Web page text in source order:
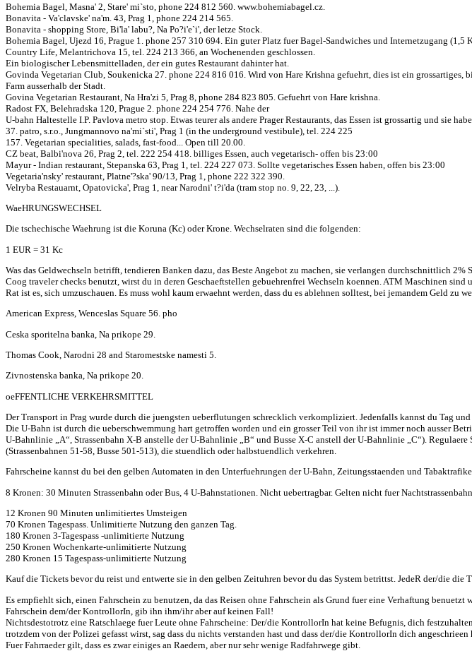
Bohemia Bagel, Masna' 2, Stare' mi`sto, phone 224 812 560. www.bohemiabagel.cz.
Bonavita - Va'clavske' na'm. 43, Prag 1, phone 224 214 565.
Bonavita - shopping Store, Bi'la' labu?, Na Po?i'e`i', der letze Stock.
Bohemia Bagel, Ujezd 16, Prague 1. phone 257 310 694. Ein guter Platz fuer Bagel-Sandwiches und Internetzugang (1,5
Country Life, Melantrichova 15, tel. 224 213 366, an Wochenenden geschlossen.
Ein biologischer Lebensmittelladen, der ein gutes Restaurant dahinter hat.
Govinda Vegetarian Club, Soukenicka 27. phone 224 816 016. Wird von Hare Krishna gefuehrt, dies ist ein
Farm ausserhalb der Stadt.
Govina Vegetarian Restaurant, Na Hra'zi 5, Prag 8, phone 284 823 805. Gefuehrt von Hare krishna.
Radost FX, Belehradska 120, Prague 2. phone 224 254 776. Nahe der
U-bahn Haltestelle I.P. Pavlova metro stop. Etwas teurer als andere Prager Restaurants, das Essen ist grossartig und sie
37. patro, s.r.o., Jungmannovo na'mi`sti', Prag 1 (in the underground vestibule), tel. 224 225
157. Vegetarian specialities, salads, fast-food... Open till 20.00.
CZ beat, Balbi'nova 26, Prag 2, tel. 222 254 418. billiges Essen, auch vegetarisch- offen bis 23:00
Mayur - Indian restaurant, Stepanska 63, Prag 1, tel. 224 227 073. Sollte vegetarisches Essen haben, offen bis 23:00
Vegetaria'nsky' restaurant, Platne'?ska' 90/13, Prag 1, phone 222 322 390.
Velryba Restauarnt, Opatovicka', Prag 1, near Narodni' t?i'da (tram stop no. 9, 22, 23, ...).
WaeHRUNGSWECHSEL
Die tschechische Waehrung ist die Koruna (Kc) oder Krone. Wechselraten sind die folgenden:
1 EUR = 31 Kc
Was das Geldwechseln betrifft, tendieren Banken dazu, das Beste Angebot zu machen, sie verlangen durchschnittlich
Coog traveler checks benutzt, wirst du in deren Geschaeftstellen gebuehrenfrei Wechseln koennen. ATM Maschinen
Rat ist es, sich umzuschauen. Es muss wohl kaum erwaehnt werden, dass du es ablehnen solltest, bei jemandem Geld zu
American Express, Wenceslas Square 56. pho
Ceska sporitelna banka, Na prikope 29.
Thomas Cook, Narodni 28 and Staromestske namesti 5.
Zivnostenska banka, Na prikope 20.
oeFFENTLICHE VERKEHRSMITTEL
Der Transport in Prag wurde durch die juengsten ueberflutungen schrecklich verkompliziert. Jedenfalls kannst du Tag
Die U-Bahn ist durch die ueberschwemmung hart getroffen worden und ein grosser Teil von ihr ist immer noch ausser
U-Bahnlinie „A“, Strassenbahn X-B anstelle der U-Bahnlinie „B“ und Busse X-C anstell der U-Bahnlinie „C“).
(Strassenbahnen 51-58, Busse 501-513), die stuendlich oder halbstuendlich verkehren.
Fahrscheine kannst du bei den gelben Automaten in den Unterfuehrungen der U-Bahn, Zeitungsstaenden und
8 Kronen: 30 Minuten Strassenbahn oder Bus, 4 U-Bahnstationen. Nicht uebertragbar. Gelten nicht fuer
12 Kronen 90 Minuten unlimitiertes Umsteigen
70 Kronen Tagespass. Unlimitierte Nutzung den ganzen Tag.
180 Kronen 3-Tagespass -unlimitierte Nutzung
250 Kronen Wochenkarte-unlimitierte Nutzung
280 Kronen 15 Tagespass-unlimitierte Nutzung
Kauf die Tickets bevor du reist und entwerte sie in den gelben Zeituhren bevor du das System betrittst. JedeR der/die
Es empfiehlt sich, einen Fahrschein zu benutzen, da das Reisen ohne Fahrschein als Grund fuer eine Verhaftung
Fahrschein dem/der KontrollorIn, gib ihn ihm/ihr aber auf keinen Fall!
Nichtsdestotrotz eine Ratschlaege fuer Leute ohne Fahrscheine: Der/die KontrollorIn hat keine Befugnis, dich
trotzdem von der Polizei gefasst wirst, sag dass du nichts verstanden hast und dass der/die KontrollorIn dich angeschrieen
Fuer Fahrraeder gilt, dass es zwar einiges an Raedern, aber nur sehr wenige Radfahrwege gibt.